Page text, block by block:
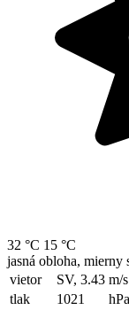
32 °C 15 °C
jasná obloha,
vietor
SV, 3.43 m/s
tlak
1021
hPa